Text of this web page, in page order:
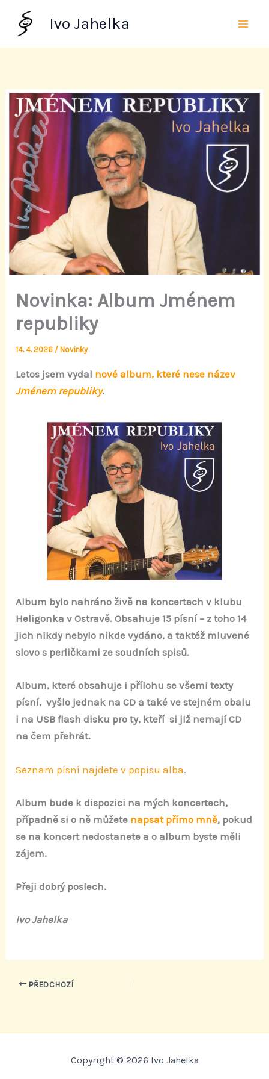
Přeskočit
Ivo Jahelka
Novinka: Album Jménem
republiky
14. 4. 2026 / Novinky
Letos jsem vydal nové album, které nese název
Jménem republiky.
Album bylo nahráno živě na koncertech v klubu
Heligonka v Ostravě. Obsahuje 15 písní – z toho 14
jich nikdy nebylo nikde vydáno, a taktéž mluvené
slovo s perličkami ze soudních spisů.
Album, které obsahuje i přílohu se všemi texty
písní, vyšlo jednak na CD a také ve stejném obalu
i na USB flash disku pro ty, kteří si již nemají CD
na čem přehrát.
Seznam písní najdete v popisu alba.
Album bude k dispozici na mých koncertech,
případně si o ně můžete napsat přímo mně, pokud
se na koncert nedostanete a o album byste měli
zájem.
Přeji dobrý poslech.
Ivo Jahelka
PŘEDCHOZÍ
Copyright © 2026 Ivo Jahelka